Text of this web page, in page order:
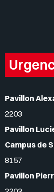
Pavillon
2203
Pavillon
Campus de
8157
Pavillon